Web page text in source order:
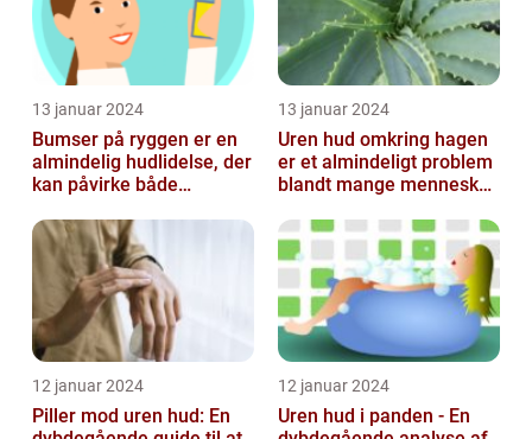
13 januar 2024
Bumser på ryggen er en
almindelig hudlidelse, der
kan påvirke både
13 januar 2024
Uren hud omkring hagen
er et almindeligt problem
blandt mange mennesker,
og...
12 januar 2024
Piller mod uren hud: En
12 januar 2024
Uren hud i panden - En